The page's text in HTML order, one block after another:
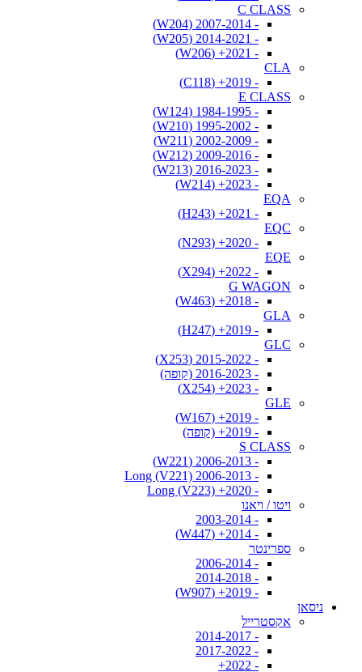
C CLASS
- 2007-2014 (W204)
- 2014-2021 (W205)
- 2021+ (W206)
CLA
- 2019+ (C118)
E CLASS
- 1984-1995 (W124)
- 1995-2002 (W210)
- 2002-2009 (W211)
- 2009-2016 (W212)
- 2016-2023 (W213)
- 2023+ (W214)
EQA
- 2021+ (H243)
EQC
- 2020+ (N293)
EQE
- 2022+ (X294)
G WAGON
- 2018+ (W463)
GLA
- 2019+ (H247)
GLC
- 2015-2022 (X253)
- 2016-2023 (קופה)
- 2023+ (X254)
GLE
- 2019+ (W167)
- 2019+ (קופה)
S CLASS
- 2006-2013 (W221)
- 2006-2013 Long (V221)
- 2020+ Long (V223)
ויטו / ויאנו
- 2003-2014
- 2014+ (W447)
ספרינטר
- 2006-2014
- 2014-2018
- 2019+ (W907)
ניסאן
אקסטרייל
- 2014-2017
- 2017-2022
- 2022+